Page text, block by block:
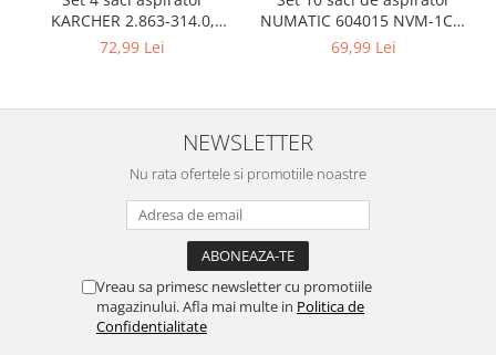
Igiena si ingrijire
Jucarii si Jocuri
Accesorii animale de companie
Castroane si adapatori animale
Igiena animale de companie
Mobila si transport animale de
Zgarzi, lese si hamuri
PC, Periferice & Software
KARCHER 2.863-314.0,
compatibil cu WD, KWD, SE
72,99 Lei
NUMATIC 604015 NVM-1CH,
9L
69,99 Lei
NEWSLETTER
Nu rata ofertele si promotiile noastre
Vreau sa primesc newsletter cu promotiile
magazinului. Afla mai multe in Politica de
Confidentialitate